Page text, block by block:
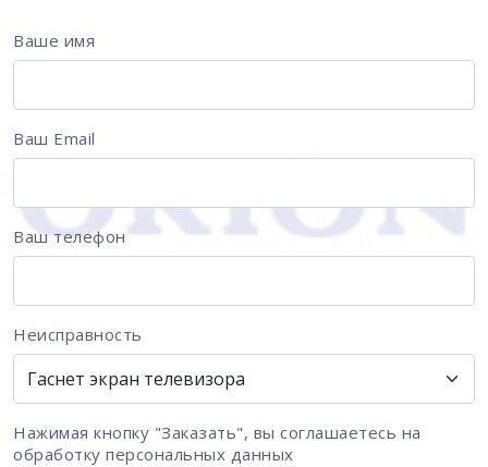
Ваше имя
Ваш Email
Ваш телефон
Неисправность
Нажимая кнопку "Заказать", вы соглашаетесь на
обработку персональных данных